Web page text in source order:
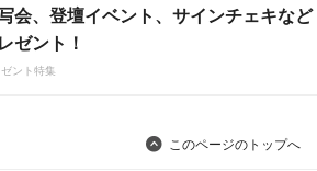
会、登壇イベント、サインチェキなど
ゼント！
ント特集
このページのトップへ